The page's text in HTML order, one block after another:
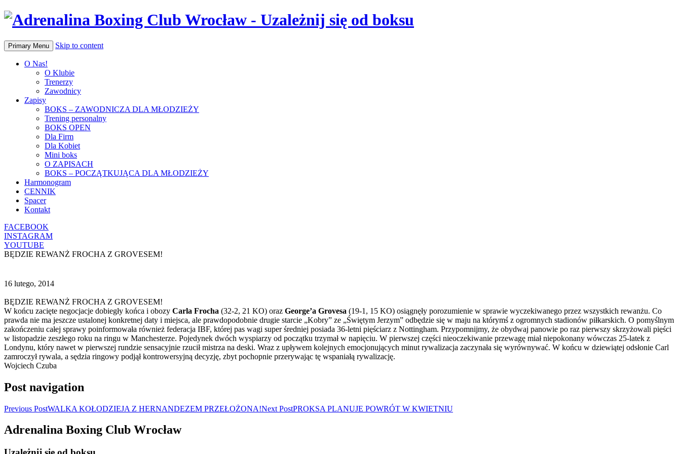
Primary Menu Skip to content
O Nas!
O Klubie
Trenerzy
Zawodnicy
Zapisy
BOKS – ZAWODNICZA DLA MŁODZIEŻY
Trening personalny
BOKS OPEN
Dla Firm
Dla Kobiet
Mini boks
O ZAPISACH
BOKS – POCZĄTKUJĄCA DLA MŁODZIEŻY
Harmonogram
CENNIK
Spacer
Kontakt
FACEBOOK
INSTAGRAM
YOUTUBE
BĘDZIE REWANŻ FROCHA Z GROVESEM!
16 lutego, 2014
BĘDZIE REWANŻ FROCHA Z GROVESEM!
W końcu zacięte negocjacje dobiegły końca i obozy Carla Frocha (32-2, 21 KO) oraz George’a Grovesa (19-1, 15 KO) osiągnęły porozumienie w sprawie wyczekiwanego przez wszystkich rewanżu. Co
prawda nie ma jeszcze ustalonej konkretnej daty i miejsca, ale prawdopodobnie drugie starcie „Kobry” ze „Świętym Jerzym” odbędzie się w maju na którymś z ogromnych stadionów piłkarskich. O pomyślnym
zakończeniu całej sprawy poinformowała również federacja IBF, której pas wagi super średniej posiada 36-letni pięściarz z Nottingham. Przypomnijmy, że obydwaj panowie po raz pierwszy skrzyżowali pięści
w listopadzie zeszłego roku na ringu w Manchesterze. Pojedynek dwóch wyspiarzy od początku trzymał w napięciu. W pierwszej części nieoczekiwanie przewagę miał niepokonany wówczas 25-latek z
Londynu, który nawet w pierwszej rundzie sensacyjnie rzucił mistrza na deski. Wraz z upływem kolejnych emocjonujących minut rywalizacja zaczynała się wyrównywać. W końcu w dziewiątej odsłonie Carl
zamroczył rywala, a sędzia ringowy podjął kontrowersyjną decyzję, zbyt pochopnie przerywając tę wspaniałą rywalizację.
Wojciech Czuba
Post navigation
Previous PostWALKA KOŁODZIEJA Z HERNANDEZEM PRZEŁOŻONA!Next PostPROKSA PLANUJE POWRÓT W KWIETNIU
Adrenalina Boxing Club Wrocław